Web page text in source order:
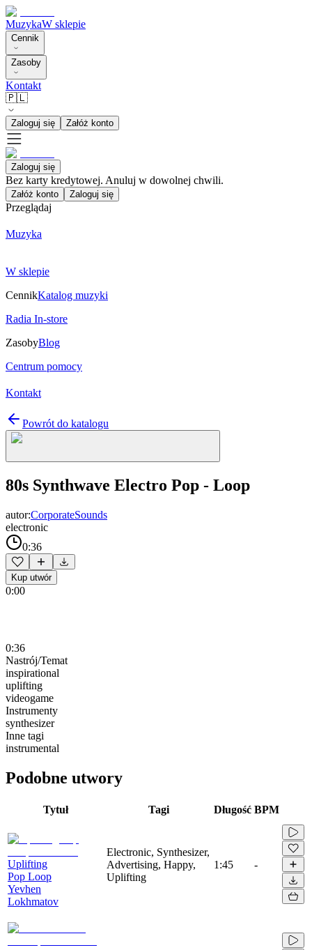
MuzykaW sklepie
Cennik
Zasoby
Kontakt
🇵🇱
Zaloguj się Załóż konto
Zaloguj się
Bez karty kredytowej. Anuluj w dowolnej chwili.
Załóż konto Zaloguj się
Przeglądaj
Muzyka
W sklepie
CennikKatalog muzyki
Radia In-store
ZasobyBlog
Centrum pomocy
Kontakt
Powrót do katalogu
80s Synthwave Electro Pop - Loop
autor:CorporateSounds
electronic
0:36
Kup utwór
0:00
0:36
Nastrój/Temat
inspirational
uplifting
videogame
Instrumenty
synthesizer
Inne tagi
instrumental
Podobne utwory
Tytuł Tagi Długość BPM
Uplifting
Pop Loop
Yevhen
Lokhmatov
Electronic, Synthesizer,
Advertising, Happy,
Uplifting
1:45 -